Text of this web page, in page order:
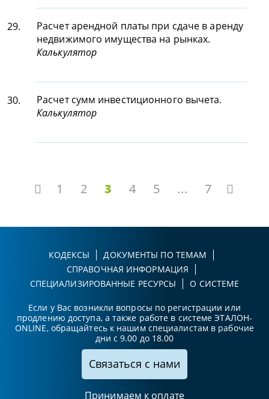
29.
Расчет арендной платы при сдаче в аренду
недвижимого имущества на рынках.
Калькулятор
30.
Расчет сумм инвестиционного вычета.
Калькулятор
1 2 3 4 5 ... 7
КОДЕКСЫ
ДОКУМЕНТЫ ПО ТЕМАМ
СПРАВОЧНАЯ ИНФОРМАЦИЯ
СПЕЦИАЛИЗИРОВАННЫЕ РЕСУРСЫ
О СИСТЕМЕ
Если у Вас возникли вопросы по регистрации или
продлению доступа, а также работе в системе ЭТАЛОН-
ONLINE, обращайтесь к нашим специалистам в рабочие
дни с 9.00 до 18.00
Связаться с нами
Принимаем к оплате